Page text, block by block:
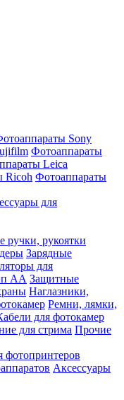
Sony
Фотоаппараты
Leica
Ricoh Фотоаппараты
для
ручки, рукоятки
Зарядные
для
АА Защитные
Наглазники,
Ремни, лямки,
для фотокамер
для стрима Прочие
фотопринтеров
Аксессуары